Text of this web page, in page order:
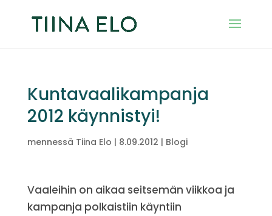
Kuntavaalikampanja
2012 käynnistyi!
mennessä Tiina Elo | 8.09.2012 | Blogi
Vaaleihin on aikaa seitsemän viikkoa ja
kampanja polkaistiin käyntiin